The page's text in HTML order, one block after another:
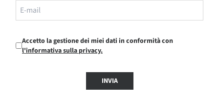
Accetto la gestione dei miei dati in conformità con
l'informativa sulla privacy.
INVIA